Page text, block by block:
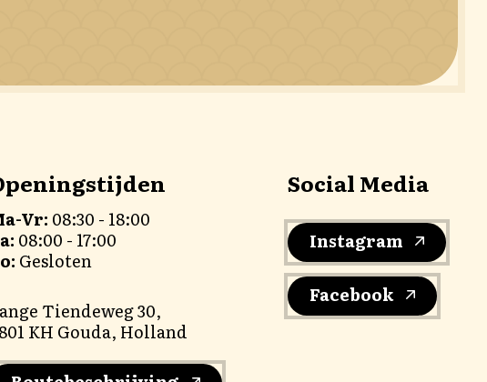
Vr: 08:30 - 18:00
08:00 - 17:00
Gesloten
Tiendeweg 30,
KH Gouda, Holland
Social Media
Instagram
Facebook